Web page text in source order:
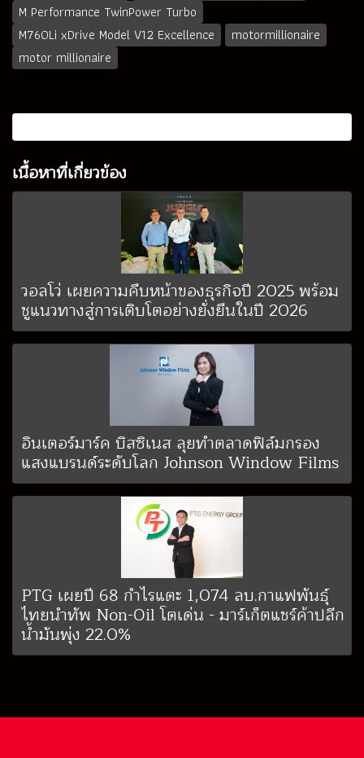
M Performance TwinPower Turbo
M760Li xDrive Model V12 Excellence
motormillionaire
motor millionaire
เนื้อหาที่เกี่ยวข้อง
วอลโว่ เผยความคืบหน้าของธุรกิจปี 2025 พร้อม
ชูแนวทางสู่การเติบโตอย่างยั่งยืนในปี 2026
อินเตอร์มาร์ค บิสซิเนส ลุยทำตลาดฟิล์มกรอง
แสงแบรนด์ระดับโลก Johnson Window Films
PTG เผยปี 68 กำไรแตะ 1,074 ลบ.กาแฟพันธุ์
ไทยนำทัพ Non-Oil โตเด่น - มาร์เก็ตแชร์ค้าปลีก
น้ำมันพุ่ง 22.0%